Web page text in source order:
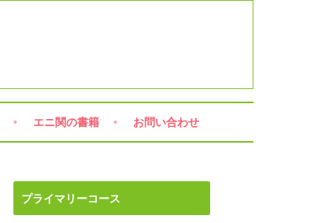
エニ関の書籍 お問い合わせ
プライマリーコース